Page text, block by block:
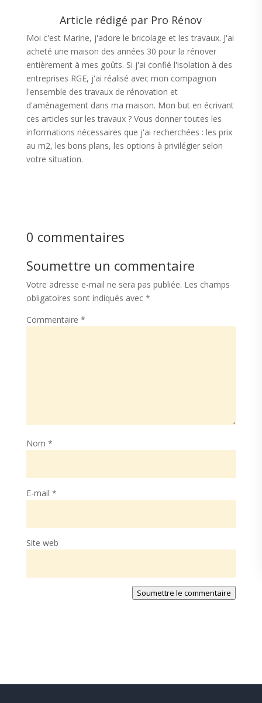
Article rédigé par Pro Rénov
Moi c'est Marine, j'adore le bricolage et les travaux. J'ai
acheté une maison des années 30 pour la rénover
entièrement à mes goûts. Si j'ai confié l'isolation à des
entreprises RGE, j'ai réalisé avec mon compagnon
l'ensemble des travaux de rénovation et
d'aménagement dans ma maison. Mon but en écrivant
ces articles sur les travaux ? Vous donner toutes les
informations nécessaires que j'ai recherchées : les prix
au m2, les bons plans, les options à privilégier selon
votre situation.
0 commentaires
Soumettre un commentaire
Votre adresse e-mail ne sera pas publiée. Les champs
obligatoires sont indiqués avec *
Commentaire *
Nom *
E-mail *
Site web
Soumettre le commentaire